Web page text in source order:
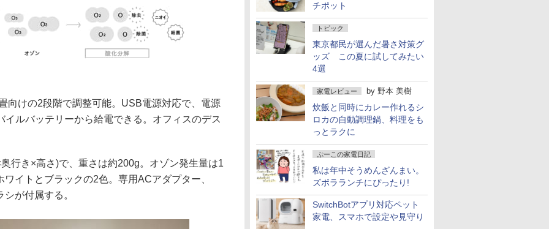
チポット
トピック
東京都民が選んだ暑さ対策グ
ッズ この夏に試してみたい
4選
家電レビュー by 野本 美樹
炊飯と同時にカレー作れるシ
ロカの自動調理鍋、料理をも
っとラクに
ぷーこの家電日記
私は年中そうめんざんまい。
ズボラランチにぴったり!
SwitchBotアプリ対応ペット
家電、スマホで設定や見守り
向けの2段階で調整可能。USB電源対応で、電源
ルバッテリーから給電できる。オフィスのデス
行き×高さ)で、重さは約200g。オゾン発生量は1
イトとブラックの2色。専用ACアダプター、
が付属する。